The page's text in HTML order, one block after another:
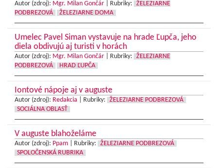
Autor (zdroj): Mgr. Milan Gončár Rubriky:
ŽELEZIARNE
PODBREZOVÁ
ŽELEZIARNE DOMA
Umelec Pavel Siman vystavuje na hrade Ľupča, jeho
diela obdivujú aj turisti v horách
Autor (zdroj): Mgr. Milan Gončár Rubriky:
ŽELEZIARNE
PODBREZOVÁ
HRAD ĽUPČA
Iontové nápoje aj v auguste
Autor (zdroj): Redakcia Rubriky:
ŽELEZIARNE PODBREZOVÁ
SOCIÁLNA OBLASŤ
V auguste blahoželáme
Autor (zdroj): Ppam Rubriky:
ŽELEZIARNE PODBREZOVÁ
SPOLOČENSKÁ RUBRIKA